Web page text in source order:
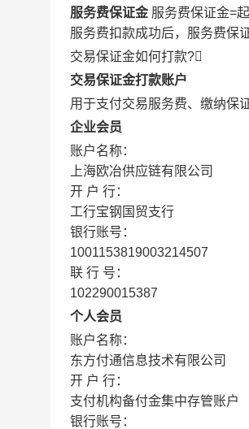
服务费保证金 服务费保证金=
服务费扣款成功后，服务费保
交易保证金如何打款?
交易保证金打款账户
用于支付交易服务费、缴纳保
企业会员
账户名称：
上海欧冶供应链有限公司
开 户 行：
工行宝钢国贸支行
银行账号：
1001153819003214507
联 行 号：
102290015387
个人会员
账户名称：
东方付通信息技术有限公司
开 户 行：
支付机构备付金集中存管账户
银行账号：